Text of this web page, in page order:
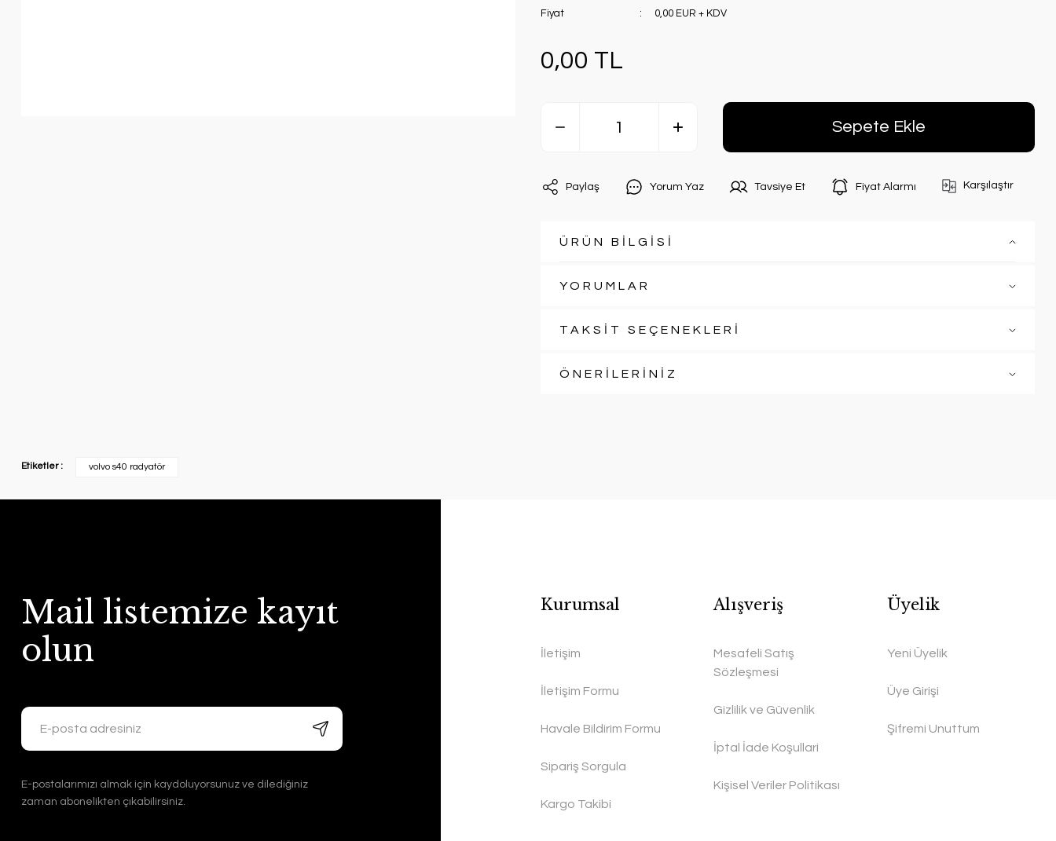
Fiyat
0,00 EUR + KDV
0,00 TL
Sepete Ekle
Paylaş Yorum Yaz Tavsiye Et Fiyat Alarmı Karşılaştır
ÜRÜN BİLGİSİ
YORUMLAR
TAKSİT SEÇENEKLERİ
ÖNERİLERİNİZ
Etiketler : volvo s40 radyatör
Mail listemize kayıt
olun
E-postalarımızı almak için kaydoluyorsunuz ve dilediğiniz
zaman abonelikten çıkabilirsiniz.
Kurumsal
İletişim
İletişim Formu
Havale Bildirim Formu
Sipariş Sorgula
Kargo Takibi
Alışveriş
Mesafeli Satış
Sözleşmesi
Gizlilik ve Güvenlik
İptal İade Koşullari
Kişisel Veriler Politikası
Üyelik
Yeni Üyelik
Üye Girişi
Şifremi Unuttum